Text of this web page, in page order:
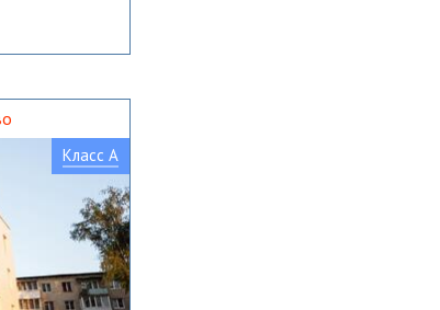
Класс A